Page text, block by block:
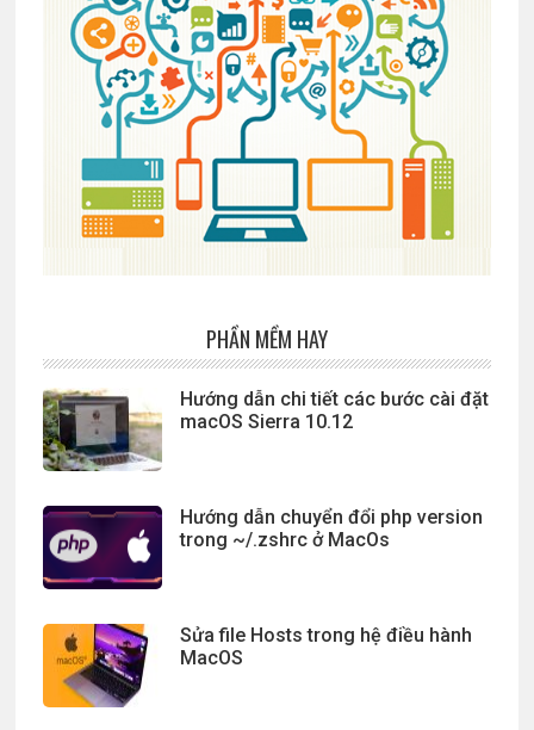
PHẦN MỀM HAY
Hướng dẫn chi tiết các bước cài đặt
macOS Sierra 10.12
Hướng dẫn chuyển đổi php version
trong ~/.zshrc ở MacOs
Sửa file Hosts trong hệ điều hành
MacOS